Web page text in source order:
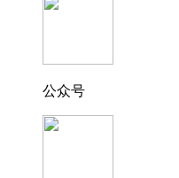
公众号